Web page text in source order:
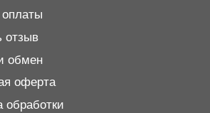
обмен
отзыв
оферта
обработки